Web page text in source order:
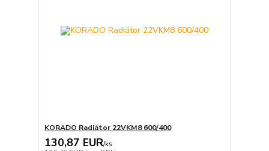
KORADO Radiátor 22VKM8 600/400
130,87 EUR/ks